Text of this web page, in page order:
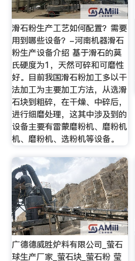
滑石粉生产工艺如何配置？需要
用到哪些设备？-河南机器滑石
粉生产设备介绍 基于滑石的莫
氏硬度为1，天然可碎和可磨性
好。目前我国滑石粉加工多以干
法加工为主要加工方法，从选滑
石块到粗碎，在干燥、中碎后，
进行细磨处理，这其中涉及到的
设备主要有雷蒙磨粉机、磨粉机
机、磨粉机、选粉机等设备。
广德德威胜炉料有限公司_萤石
球生产厂家_萤石块_萤石粉 莹